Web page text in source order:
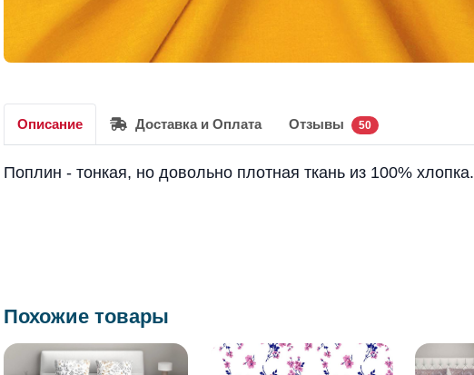
Описание Доставка и Оплата Отзывы 50
Поплин - тонкая, но довольно плотная ткань из 100% хлопка.
Похожие товары